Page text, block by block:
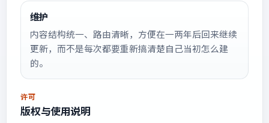
维护
内容结构统一、路由清晰，方便在一两年后回来继续
更新，而不是每次都要重新搞清楚自己当初怎么建
的。
许可
版权与使用说明